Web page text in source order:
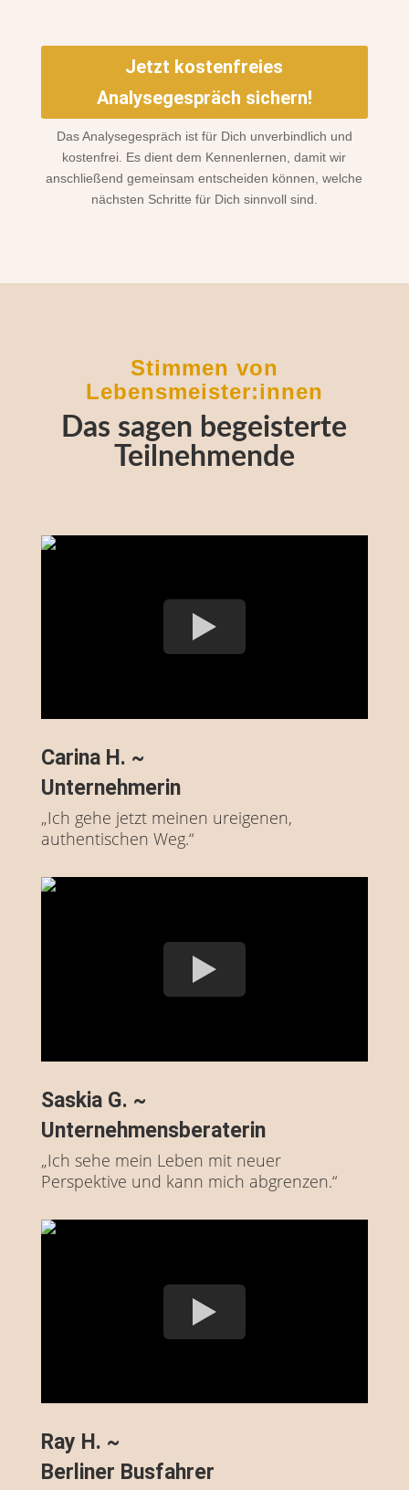
Jetzt kostenfreies
Analysegespräch sichern!
Das Analysegespräch ist für Dich unverbindlich und
kostenfrei. Es dient dem Kennenlernen, damit wir
anschließend gemeinsam entscheiden können, welche
nächsten Schritte für Dich sinnvoll sind.
Stimmen von
Lebensmeister:innen
Das sagen begeisterte
Teilnehmende
Carina H. ~
Unternehmerin
„Ich gehe jetzt meinen ureigenen,
authentischen Weg.“
Saskia G. ~
Unternehmensberaterin
„Ich sehe mein Leben mit neuer
Perspektive und kann mich abgrenzen.“
Ray H. ~
Berliner Busfahrer